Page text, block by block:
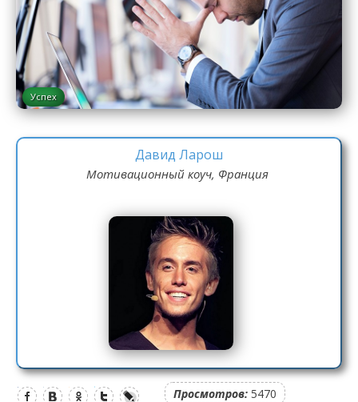
Успех
Давид Ларош
Мотивационный коуч, Франция
Просмотров: 5470